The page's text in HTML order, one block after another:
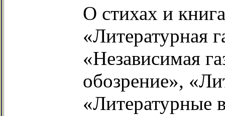
О стихах и
«Литературная
«Независимая
обозрение»,
«Литературные